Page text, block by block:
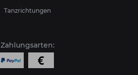
Tanzrichtungen
Zahlungsarten: